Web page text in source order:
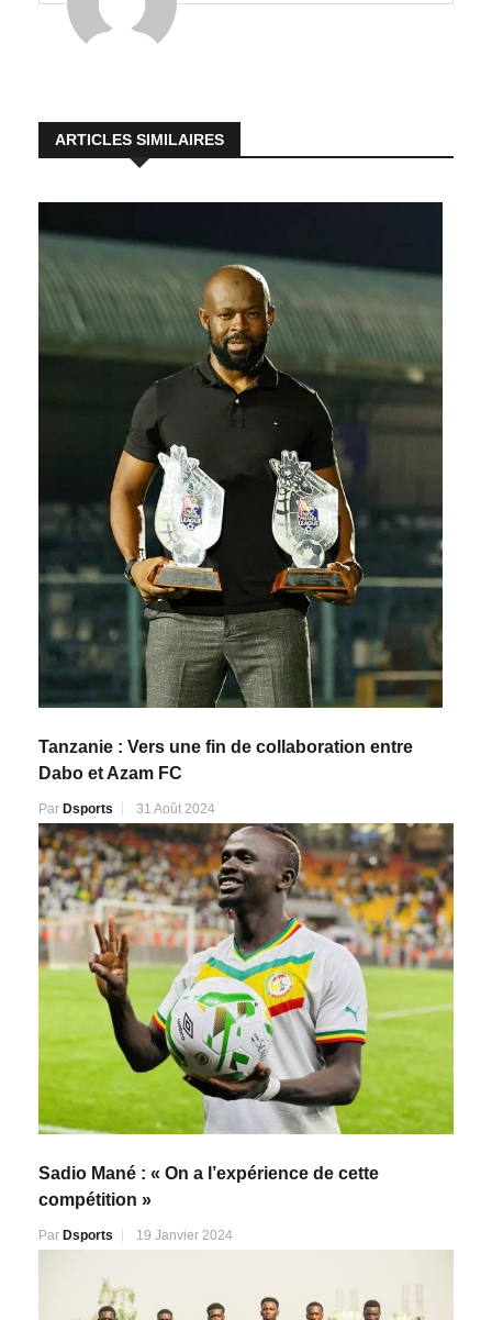
ARTICLES SIMILAIRES
Tanzanie : Vers une fin de collaboration entre
Dabo et Azam FC
Par Dsports 31 Août 2024
Sadio Mané : « On a l’expérience de cette
compétition »
Par Dsports 19 Janvier 2024